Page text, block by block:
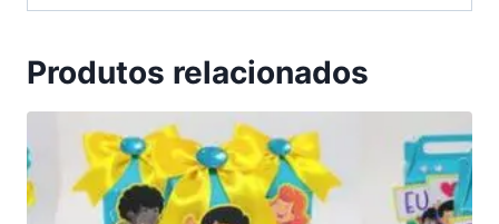
Produtos relacionados